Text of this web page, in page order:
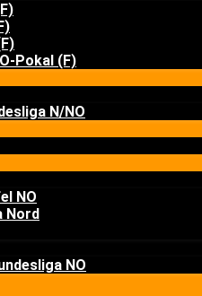
Pokal (F)
N/NO
NO
Nord
NO